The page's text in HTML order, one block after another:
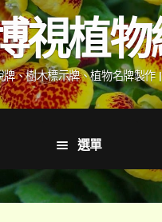
視植物
牌、樹木標示牌、植物名牌製作
選單